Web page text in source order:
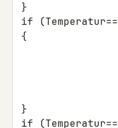
}
if
(Temperatur==
{
}
if
(Temperatur==